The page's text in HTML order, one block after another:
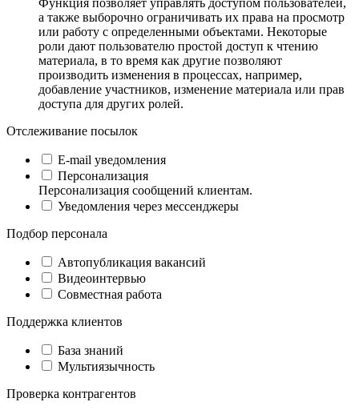
а также выборочно ограничивать их права на просмотр
или работу с определенными объектами. Некоторые
роли дают пользователю простой доступ к чтению
материала, в то время как другие позволяют
производить изменения в процессах, например,
добавление участников, изменение материала или прав
доступа для других ролей.
Отслеживание посылок
E-mail уведомления
Персонализация
Персонализация сообщений клиентам.
Уведомления через мессенджеры
Подбор персонала
Автопубликация вакансий
Видеоинтервью
Совместная работа
Поддержка клиентов
База знаний
Мультиязычность
Проверка контрагентов